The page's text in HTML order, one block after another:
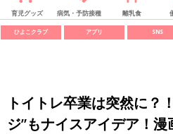
育児グッズ 病気・予防接種 離乳食
ひよこクラブ アプリ SNS
トイトレ卒業は突然に？
ジ”もナイスアイデア！